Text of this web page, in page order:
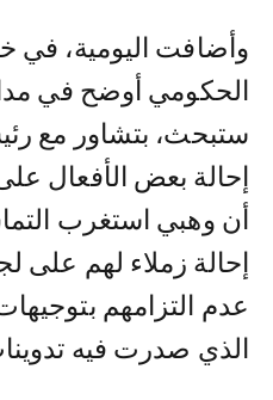
وأضافت اليومية، في
الحكومي أوضح في
ستبحث، بتشاور مع
إحالة بعض الأفعال على
أن وهبي استغرب
إحالة زملاء لهم على
عدم التزامهم
الذي صدرت فيه